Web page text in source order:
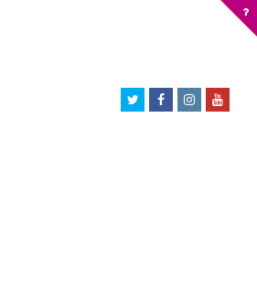
TwitterFacebookInstagram